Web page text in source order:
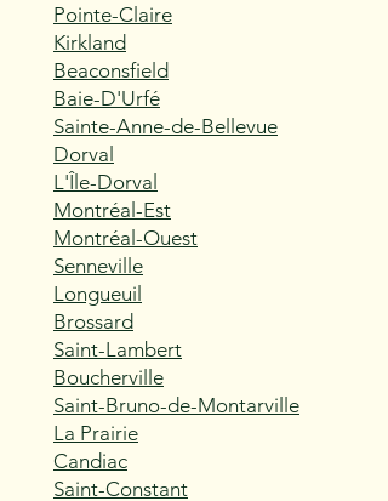
Pointe-Claire
Kirkland
Beaconsfield
Baie-D'Urfé
Sainte-Anne-de-Bellevue
Dorval
L'Île-Dorval
Montréal-Est
Montréal-Ouest
Senneville
Longueuil
Brossard
Saint-Lambert
Boucherville
Saint-Bruno-de-Montarville
La Prairie
Candiac
Saint-Constant